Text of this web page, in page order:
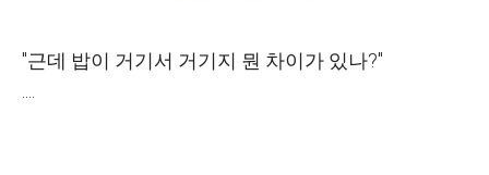
"근데 밥이 거기서 거기지 뭔 차이가 있나?"